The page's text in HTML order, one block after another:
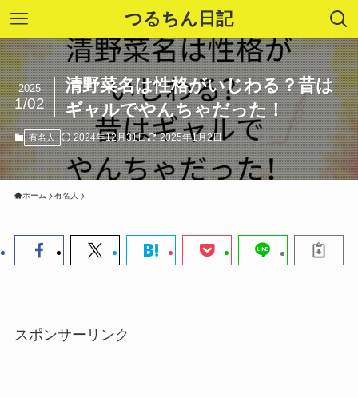
つるちん日記
清野菜名は性格がいじわる？昔は
ギャルでやんちゃだった！
2025
1/02
有名人 2024年12月31日 2025年1月2日
ホーム 有名人
スポンサーリンク